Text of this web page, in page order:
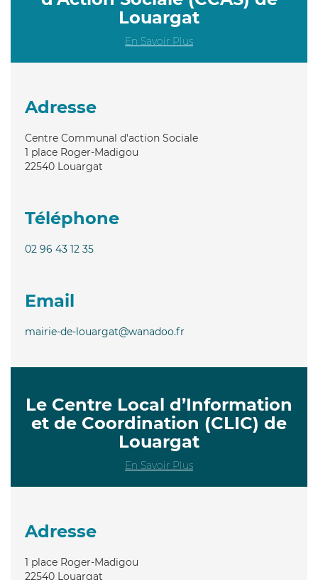
Louargat
En Savoir Plus
Adresse
Centre Communal d'action Sociale
1 place Roger-Madigou
22540 Louargat
Téléphone
02 96 43 12 35
Email
mairie-de-louargat@wanadoo.fr
Le Centre Local d’Information
et de Coordination (CLIC) de
Louargat
En Savoir Plus
Adresse
1 place Roger-Madigou
22540 Louargat